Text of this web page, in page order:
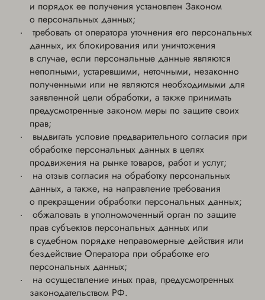
и порядок ее получения установлен Законом
о персональных данных;
требовать от оператора уточнения его персональных
данных, их блокирования или уничтожения
в случае, если персональные данные являются
неполными, устаревшими, неточными, незаконно
полученными или не являются необходимыми для
заявленной цели обработки, а также принимать
предусмотренные законом меры по защите своих
прав;
выдвигать условие предварительного согласия при
обработке персональных данных в целях
продвижения на рынке товаров, работ и услуг;
на отзыв согласия на обработку персональных
данных, а также, на направление требования
о прекращении обработки персональных данных;
обжаловать в уполномоченный орган по защите
прав субъектов персональных данных или
в судебном порядке неправомерные действия или
бездействие Оператора при обработке его
персональных данных;
на осуществление иных прав, предусмотренных
законодательством РФ.